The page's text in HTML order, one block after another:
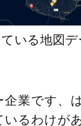
ている地図
企業です、
るわけが